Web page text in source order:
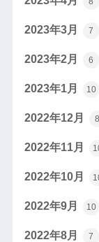
2023年3月 7
2023年2月 6
2023年1月 10
2022年12月 8
2022年11月
2022年10月
2022年9月 10
2022年8月 7